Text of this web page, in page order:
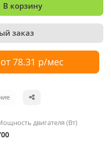
В корзину
заказ
78.31 р/мес
двигателя (Вт)